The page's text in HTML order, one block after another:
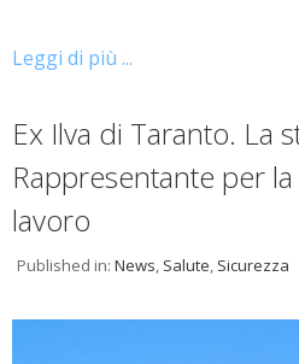
Leggi di più ...
Ex Ilva di Taranto. La
Rappresentante per
lavoro
Published in: News, Salute, Sicurezza